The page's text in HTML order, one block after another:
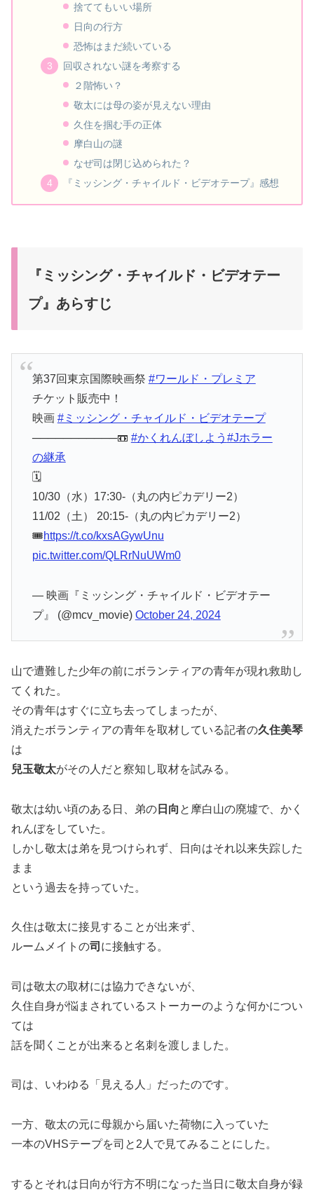
捨ててもいい場所
日向の行方
恐怖はまだ続いている
回収されない謎を考察する
２階怖い？
敬太には母の姿が見えない理由
久住を掴む手の正体
摩白山の謎
なぜ司は閉じ込められた？
『ミッシング・チャイルド・ビデオテープ』感想
『ミッシング・チャイルド・ビデオテー
プ』あらすじ
第37回東京国際映画祭 #ワールド・プレミア
チケット販売中！
映画 #ミッシング・チャイルド・ビデオテープ
───────────📼 #かくれんぼしよう #Jホラー
の継承
🗓
10/30（水）17:30-（丸の内ピカデリー2）
11/02（土） 20:15-（丸の内ピカデリー2）
🎟https://t.co/kxsAGywUnu
pic.twitter.com/QLRrNuUWm0
— 映画『ミッシング・チャイルド・ビデオテー
プ』 (@mcv_movie) October 24, 2024
山で遭難した少年の前にボランティアの青年が現れ救助し
てくれた。
その青年はすぐに立ち去ってしまったが、
消えたボランティアの青年を取材している記者の久住美琴
は
兒玉敬太がその人だと察知し取材を試みる。
敬太は幼い頃のある日、弟の 日向 と摩白山の廃墟で、かく
れんぼをしていた。
しかし敬太は弟を見つけられず、日向はそれ以来失踪した
まま
という過去を持っていた。
久住は敬太に接見することが出来ず、
ルームメイトの司 に接触する。
司は敬太の取材には協力できないが、
久住自身が悩まされているストーカーのような何かについ
ては
話を聞くことが出来ると名刺を渡しました。
司は、いわゆる「見える人」だったのです。
一方、敬太の元に母親から届いた荷物に入っていた
一本のVHSテープを司と2人で見てみることにした。
するとそれは日向が行方不明になった当日に敬太自身が録